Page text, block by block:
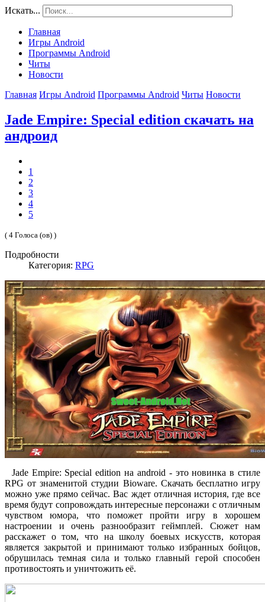
Искать...
Главная
Игры Android
Программы Android
Читы
Новости
Главная Игры Android Программы Android Читы Новости
Jade Empire: Special edition скачать на
андроид
1
2
3
4
5
( 4 Голоса (ов) )
Подробности
Категория: RPG
Jade Empire: Special edition на android - это новинка в стиле
RPG от знаменитой студии Bioware. Скачать бесплатно игру
можно уже прямо сейчас. Вас ждет отличная история, где все
время будут сопровождать интересные персонажи с отличным
чувством юмора, что поможет пройти игру в хорошем
настроении и очень разнообразит геймплей. Сюжет нам
расскажет о том, что на школу боевых искусств, которая
является закрытой и принимают только избранных бойцов,
обрушилась темная сила и только главный герой способен
противостоять и уничтожить её.